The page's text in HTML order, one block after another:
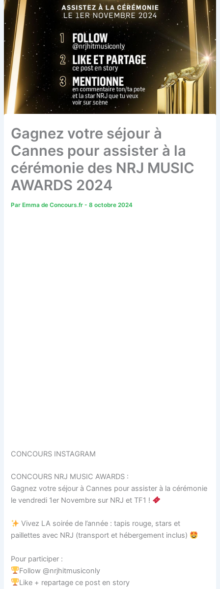
Gagnez votre séjour à
Cannes pour assister à la
cérémonie des NRJ MUSIC
AWARDS 2024
ParEmma de Concours.fr-8 octobre 2024
CONCOURS INSTAGRAM
CONCOURS NRJ MUSIC AWARDS :
Gagnez votre séjour à Cannes pour assister à la cérémonie
le vendredi 1er Novembre sur NRJ et TF1 !
Vivez LA soirée de l’année : tapis rouge, stars et
paillettes avec NRJ (transport et hébergement inclus)
Pour participer :
Follow @nrjhitmusiconly
Like + repartage ce post en story